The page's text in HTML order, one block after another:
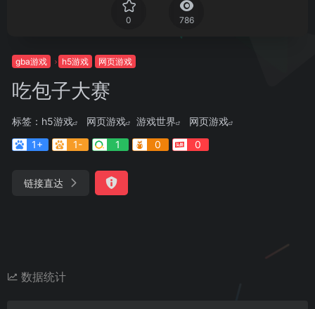
0 786
gba游戏 h5游戏 网页游戏
吃包子大赛
标签： h5游戏 网页游戏 游戏世界
网页游戏
1+
1- 1 0 0
链接直达
数据统计